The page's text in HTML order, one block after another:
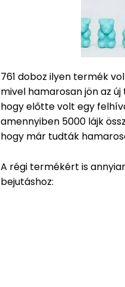
761 doboz ilyen termék
mivel hamarosan jön az
hogy előtte volt egy
amennyiben 5000 lájk
hogy már tudták
A régi termékért is
bejutáshoz: